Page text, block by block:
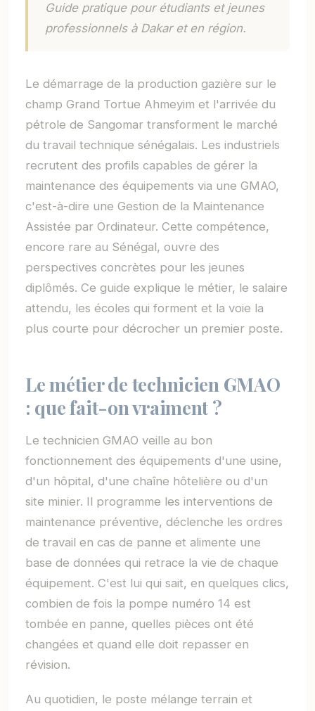
Guide pratique pour étudiants et jeunes
professionnels à Dakar et en région.
Le démarrage de la production gazière sur le
champ Grand Tortue Ahmeyim et l'arrivée du
pétrole de Sangomar transforment le marché
du travail technique sénégalais. Les industriels
recrutent des profils capables de gérer la
maintenance des équipements via une GMAO,
c'est-à-dire une Gestion de la Maintenance
Assistée par Ordinateur. Cette compétence,
encore rare au Sénégal, ouvre des
perspectives concrètes pour les jeunes
diplômés. Ce guide explique le métier, le salaire
attendu, les écoles qui forment et la voie la
plus courte pour décrocher un premier poste.
Le métier de technicien GMAO
: que fait-on vraiment ?
Le technicien GMAO veille au bon
fonctionnement des équipements d'une usine,
d'un hôpital, d'une chaîne hôtelière ou d'un
site minier. Il programme les interventions de
maintenance préventive, déclenche les ordres
de travail en cas de panne et alimente une
base de données qui retrace la vie de chaque
équipement. C'est lui qui sait, en quelques clics,
combien de fois la pompe numéro 14 est
tombée en panne, quelles pièces ont été
changées et quand elle doit repasser en
révision.
Au quotidien, le poste mélange terrain et